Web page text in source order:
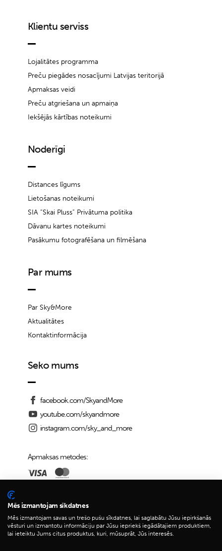
Klientu serviss
Lojalitātes programma
Preču piegādes nosacījumi Latvijas teritorijā
Apmaksas veidi
Preču atgriešana un apmaiņa
Iekšējās kārtības noteikumi
Noderīgi
Distances līgums
Lietošanas noteikumi
SIA “Skai Pluss” Privātuma politika
Dāvanu kartes noteikumi
Pasākumu fotografēšana un filmēšana
Par mums
Par Sky&More
Aktualitātes
Kontaktinformācija
Seko mums
facebook.com/SkyandMore
youtube.com/skyandmore
instagram.com/sky_and_more
Apmaksas metodes:
Piegādes iespējas:
Mēs izmantojam sīkdatnes
Mēs izmantojam savas un trešo pušu sīkdatnes, lai saglabātu Jūsu iepirkšanās
vēsturi un izmantotu informāciju par Jūsu iepriekš iegādātajiem produktiem,
lai ieteiktu Jums citus produktus, kuri, mūsuprāt, Jūs interesēs.